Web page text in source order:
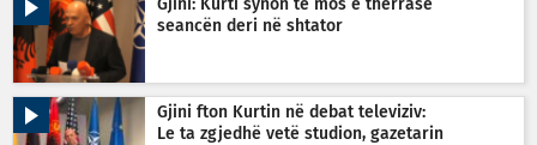
Gjini: Kurti synon të mos e thërrasë
seancën deri në shtator
Gjini fton Kurtin në debat televiziv:
Le ta zgjedhë vetë studion, gazetarin